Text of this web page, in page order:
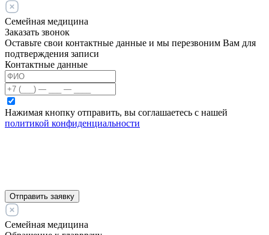
Семейная медицина
Заказать звонок
Оставьте свои контактные данные и мы перезвоним Вам для
подтверждения записи
Контактные данные
Нажимая кнопку отправить, вы соглашаетесь с нашей
политикой конфиденциальности
Отправить заявку
Семейная медицина